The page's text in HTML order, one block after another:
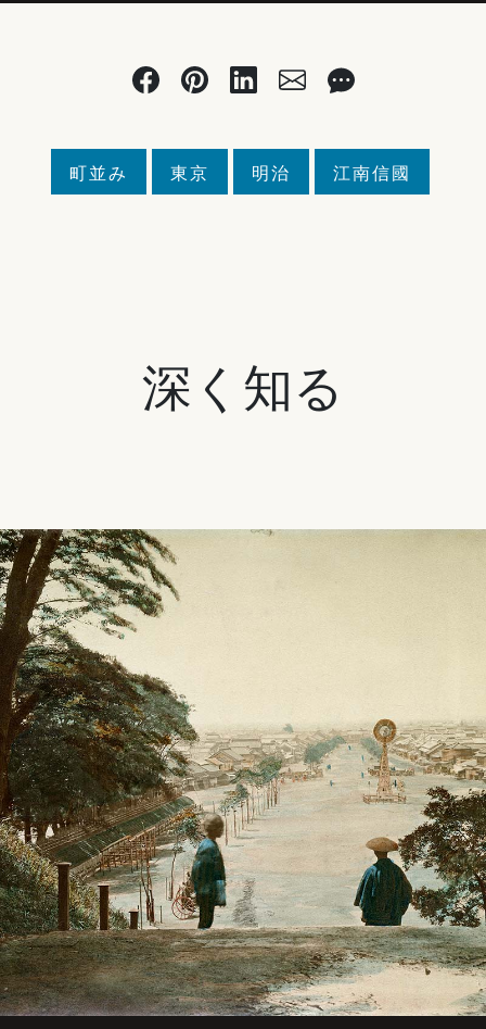
町並み 東京 明治 江南信國
深く知る